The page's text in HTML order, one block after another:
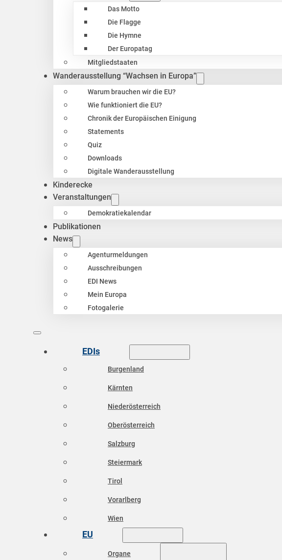
Das Motto
Die Flagge
Die Hymne
Der Europatag
Mitgliedstaaten
Wanderausstellung “Wachsen in Europa”
Warum brauchen wir die EU?
Wie funktioniert die EU?
Chronik der Europäischen Einigung
Statements
Quiz
Downloads
Digitale Wanderausstellung
Kinderecke
Veranstaltungen
Demokratiekalendar
Publikationen
News
Agenturmeldungen
Ausschreibungen
EDI News
Mein Europa
Fotogalerie
EDIs
Burgenland
Kärnten
Niederösterreich
Oberösterreich
Salzburg
Steiermark
Tirol
Vorarlberg
Wien
EU
Organe